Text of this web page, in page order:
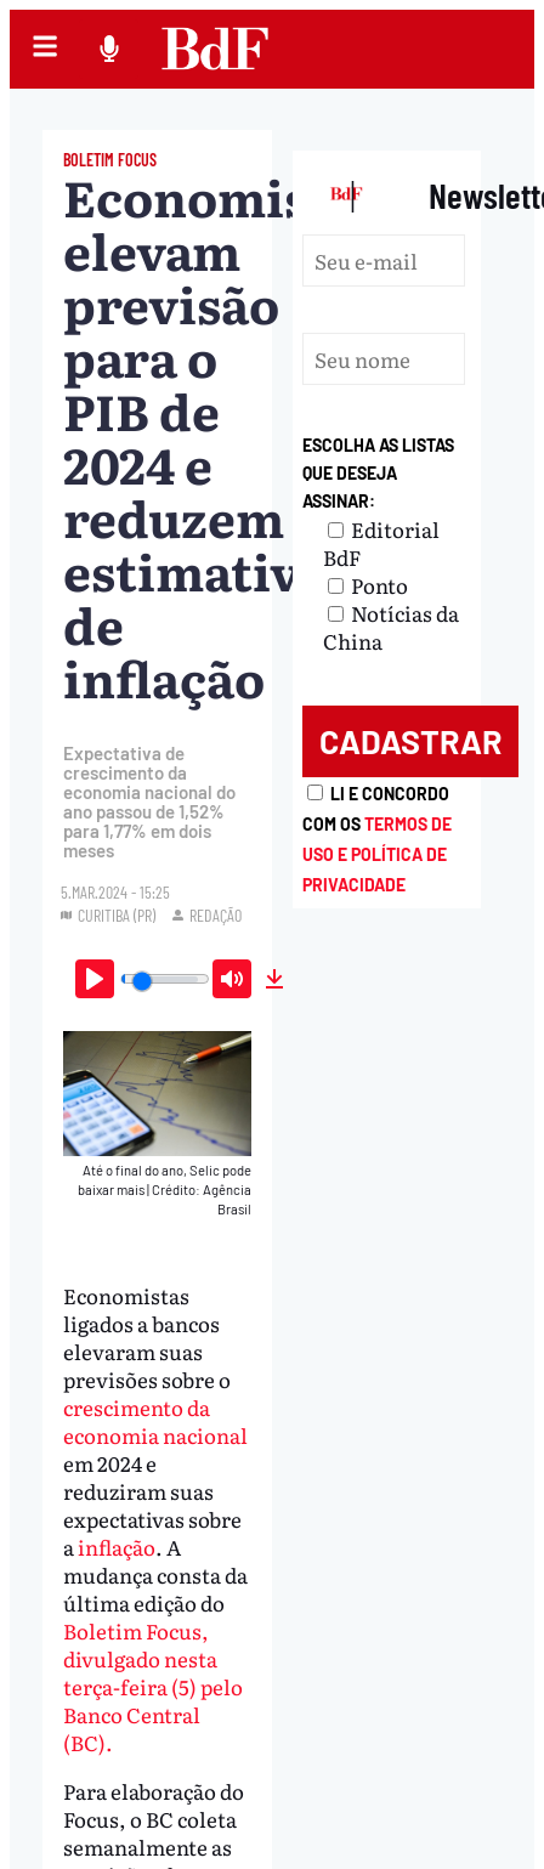
BOLETIM FOCUS
Economistas
elevam
previsão
para o
PIB de
2024 e
reduzem
estimativa
de
inflação
Expectativa de
crescimento da
economia nacional do
ano passou de 1,52%
para 1,77% em dois
meses
5.MAR.2024 - 15:25
CURITIBA (PR)
REDAÇÃO
Play Mute
Até o final do ano, Selic pode
baixar mais Crédito: Agência
Brasil
Economistas
ligados a bancos
elevaram suas
previsões sobre o
crescimento da
economia nacional
em 2024 e
reduziram suas
expectativas sobre
ainflação. A
mudança consta da
última edição do
Boletim Focus,
divulgado nesta
terça-feira (5) pelo
Banco Central
(BC).
Para elaboração do
Focus, o BC coleta
semanalmente as
|
ESCOLHA AS LISTAS
QUE DESEJA
ASSINAR:
Editorial
BdF
Ponto
Notícias da
China
LI E CONCORDO
COM OSTERMOS DE
USO E POLÍTICA DE
PRIVACIDADE